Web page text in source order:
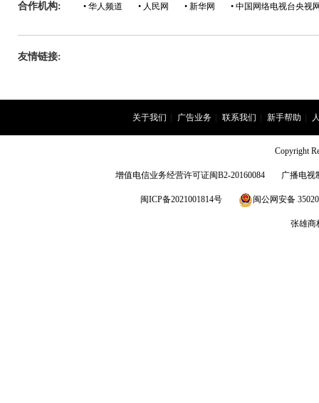
合作机构: • 华人频道 • 人民网 • 新华网 • 中国网络电视台央视
友情链接:
关于我们 广告业务 联系我们 新手帮助
Copyright
增值电信业务经营许可证闽B2-20160084 广播电视
闽ICP备2021001814号 闽公网安备
张雄商